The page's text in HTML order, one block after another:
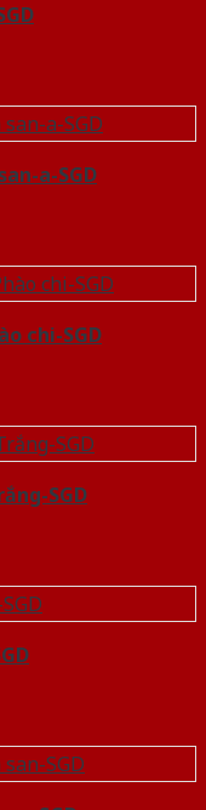
a-SGD
chi-SGD
SGD